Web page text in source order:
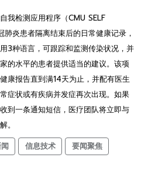
我检测应用程序（CMU SELF
炎患者隔离结束后的日常健康记录，
3种语言，可跟踪和监测传染状况，并
的水平的患者提供适当的建议。该项
康报告直到满14天为止，并配有医生
症状或有疾病并发症再次出现。如果
到一条通知短信，医疗团队将立即与
。
信息技术
要闻聚焦